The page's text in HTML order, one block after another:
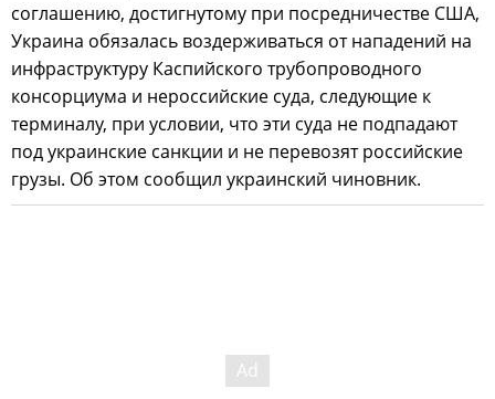
соглашению, достигнутому при посредничестве США,
Украина обязалась воздерживаться от нападений на
инфраструктуру Каспийского трубопроводного
консорциума и нероссийские суда, следующие к
терминалу, при условии, что эти суда не подпадают
под украинские санкции и не перевозят российские
грузы. Об этом сообщил украинский чиновник.